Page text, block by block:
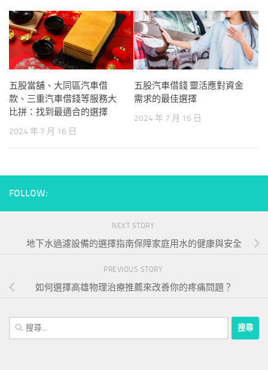
五股當舖、大同區汽車借
款、三重汽車借錢等服務大
比拼：找到最適合的選擇
2024 年 7 月 16 日
五股汽車借錢 靈活應對資金
需求的最佳選擇
2024 年 7 月 16 日
FOLLOW:
NEXT STORY
地下水過濾設備的選擇指南保障家庭用水的健康與安全
PREVIOUS STORY
如何選擇高雄物理治療推薦來改善你的疼痛問題？
搜
尋